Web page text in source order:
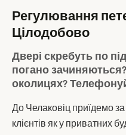
Регулювання
Цілодобово
Двері скребуть по
погано
околицях?
До Челаковіц приїдемо
клієнтів як у приватних